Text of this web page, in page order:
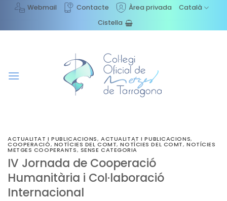
content
Webmail Contacte Àrea privada
Català
Cistella
ACTUALITAT I PUBLICACIONS,ACTUALITAT I PUBLICACIONS,
COOPERACIÓ, NOTÍCIES DEL COMT,NOTÍCIES DEL COMT,NOTÍCIES
METGES COOPERANTS, SENSE CATEGORIA
IV Jornada de Cooperació
Humanitària i Col·laboració
Internacional